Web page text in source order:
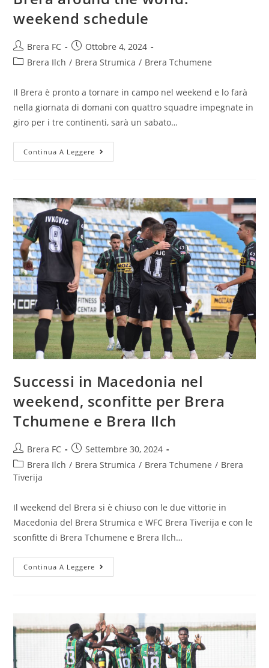
weekend schedule
Brera FC
Ottobre 4, 2024
Brera Ilch / Brera Strumica / Brera Tchumene
Il Brera è pronto a tornare in campo nel weekend e lo farà
nella giornata di domani con quattro squadre impegnate in
giro per i tre continenti, sarà un sabato…
Continua A Leggere
Successi in Macedonia nel
weekend, sconfitte per Brera
Tchumene e Brera Ilch
Brera FC
Settembre 30, 2024
Brera Ilch / Brera Strumica / Brera Tchumene / Brera
Tiverija
Il weekend del Brera si è chiuso con le due vittorie in
Macedonia del Brera Strumica e WFC Brera Tiverija e con le
sconfitte di Brera Tchumene e Brera Ilch…
Continua A Leggere